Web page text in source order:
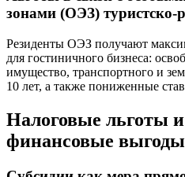
зонами (ОЭЗ) туристско-
Резиденты ОЭЗ получают
для гостиничного бизнеса:
имущество, транспортного и
10 лет, а также пониженные
Налоговые льготы
финансовые выгоды